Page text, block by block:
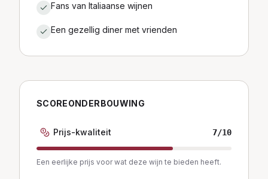
Fans van Italiaanse wijnen
Een gezellig diner met vrienden
SCOREONDERBOUWING
Prijs-kwaliteit 7/10
Een eerlijke prijs voor wat deze wijn te bieden heeft.